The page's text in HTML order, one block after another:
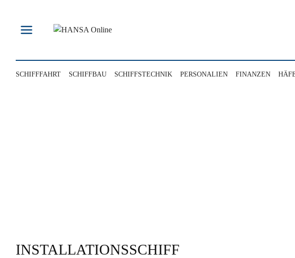
springen
SCHIFFFAHRT SCHIFFBAU SCHIFFSTECHNIK PERSONALIEN FINANZEN
INSTALLATIONSSCHIFF